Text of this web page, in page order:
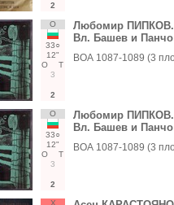
2
О
33○
12"
О
Т
3
2
Любомир ПИПКОВ.
Вл. Башев и
ВОА 1087-1089 (3
О
33○
12"
О
Т
3
2
Любомир ПИПКОВ.
Вл. Башев и
ВОА 1087-1089 (3
Х